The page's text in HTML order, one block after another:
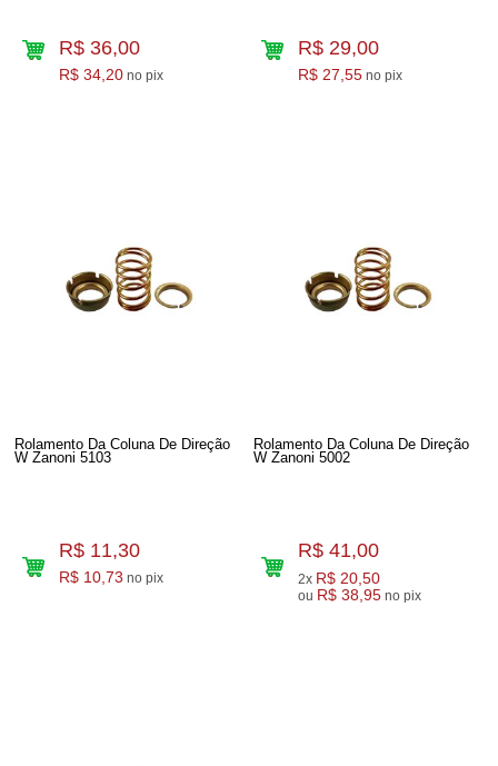
R$ 36,00
R$ 34,20 no pix
R$ 29,00
R$ 27,55 no pix
Rolamento Da Coluna De Direção
W Zanoni 5103
R$ 11,30
R$ 10,73 no pix
Rolamento Da Coluna De Direção
W Zanoni 5002
R$ 41,00
2x R$ 20,50
ou R$ 38,95 no pix